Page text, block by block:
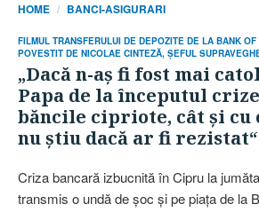
HOME BANCI-ASIGURARI
FILMUL TRANSFERULUI DE DEPOZITE DE LA BANK
POVESTIT DE NICOLAE CINTEZĂ, ŞEFUL
„Dacă n-aş fi fost mai
Papa de la începutul
băncile cipriote, cât şi cu
nu ştiu dacă ar fi rezistat“
Criza bancară izbucnită în Cipru la
transmis o undă de şoc şi pe piaţa de la